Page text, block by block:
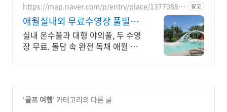
https://map.naver.com/p/entry/place/13770880
33
광고
애월실내외 무료수영장 풀빌라
반려견 동반 이국적 감성숙소
실내 온수풀과 대형 야외풀, 두 수영
장 무료. 돌담 속 완전 독채 애월 풀
'골프 여행' 카테고리의 다른 글